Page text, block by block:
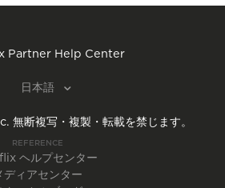
Partner Help Center
日本語
無断複写・複製・転載を禁じます。
REFERENCE
ヘルプセンター
ディアセンター